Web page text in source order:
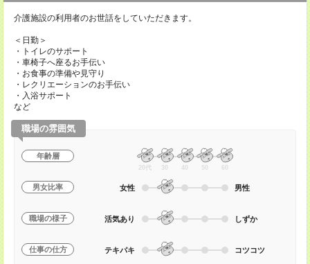
介護施設の利用者のお世話をしていただきます。
＜日勤＞
・トイレのサポート
・車椅子へ座るお手伝い
・お食事の準備や見守り
・レクリエーションのお手伝い
・入浴サポート
など
職場の雰囲気
年齢層
20代 30 40 50 60
男女比率 女性 男性
職場の様子 活気あり しずか
仕事の仕方 テキパキ コツコツ